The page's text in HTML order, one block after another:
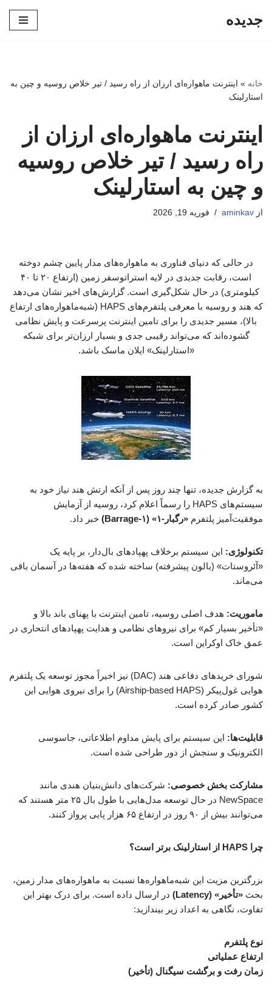
جدیده
خانه » اینترنت ماهواره‌ای ارزان از راه رسید / تیر خلاص روسیه و چین به
استارلینک
اینترنت ماهواره‌ای ارزان از
راه رسید / تیر خلاص روسیه
و چین به استارلینک
از aminkav فوریه 19, 2026
در حالی که دنیای فناوری به ماهواره‌های مدار پایین چشم دوخته
است، رقابت جدیدی در لایه استراتوسفر زمین (ارتفاع ۲۰ تا ۴۰
کیلومتری) در حال شکل‌گیری است. گزارش‌های اخیر نشان می‌دهد
که هند و روسیه با معرفی پلتفرم‌های HAPS (شبه‌ماهواره‌های ارتفاع
بالا)، مسیر جدیدی را برای تامین اینترنت پرسرعت و پایش نظامی
گشوده‌اند که می‌تواند رقیبی جدی و بسیار ارزان‌تر برای شبکه
«استارلینک» ایلان ماسک باشد.
به گزارش جدیده، تنها چند روز پس از آنکه ارتش هند نیاز خود به
سیستم‌های HAPS را رسماً اعلام کرد، روسیه از آزمایش
موفقیت‌آمیز پلتفرم «رگبار-۱» (Barrage-۱) خبر داد.
تکنولوژی: این سیستم برخلاف پهپادهای بال‌دار، بر پایه یک
«آئروستات» (بالون پیشرفته) ساخته شده که هفته‌ها در آسمان باقی
می‌ماند.
ماموریت: هدف اصلی روسیه، تامین اینترنت با پهنای باند بالا و
«تأخیر بسیار کم» برای نیروهای نظامی و هدایت پهپادهای انتحاری در
عمق خاک اوکراین است.
شورای خریدهای دفاعی هند (DAC) نیز اخیراً مجوز توسعه یک پلتفرم
هوایی غول‌پیکر (Airship-based HAPS) را برای نیروی هوایی این
کشور صادر کرده است.
قابلیت‌ها: این سیستم برای پایش مداوم اطلاعاتی، جاسوسی
الکترونیک و سنجش از دور طراحی شده است.
مشارکت بخش خصوصی: شرکت‌های دانش‌بنیان هندی مانند
NewSpace در حال توسعه مدل‌هایی با طول بال ۲۵ متر هستند که
می‌توانند بیش از ۹۰ روز در ارتفاع ۶۵ هزار پایی پرواز کنند.
چرا HAPS از استارلینک برتر است؟
بزرگترین مزیت این شبه‌ماهواره‌ها نسبت به ماهواره‌های مدار زمین،
بحث «تأخیر» (Latency)
در ارسال داده است. برای درک بهتر این
تفاوت، نگاهی به اعداد زیر بیندازید:
نوع پلتفرم
ارتفاع عملیاتی
زمان رفت و برگشت سیگنال (تأخیر)